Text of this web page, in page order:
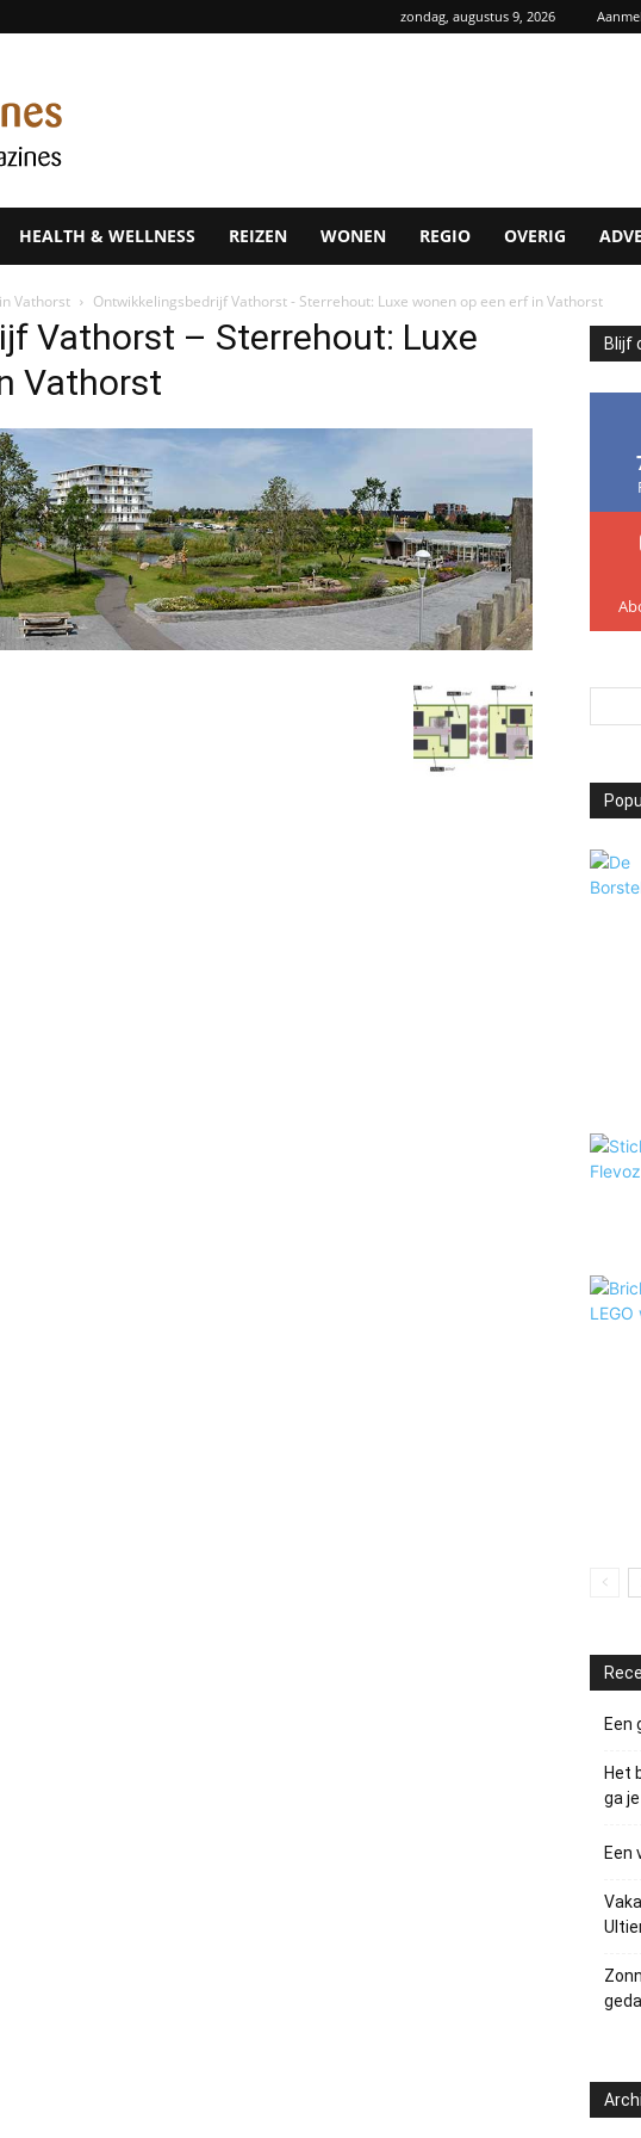
zondag, augustus 9, 2026
HEALTH & WELLNESS REIZEN WONEN REGIO OVERIG
Vathorst Ontwikkelingsbedrijf Vathorst - Sterrehout: Luxe wonen op een erf in Vathorst
Vathorst – Sterrehout: Luxe
Vathorst
Blijf
Een
Het
ga
Een